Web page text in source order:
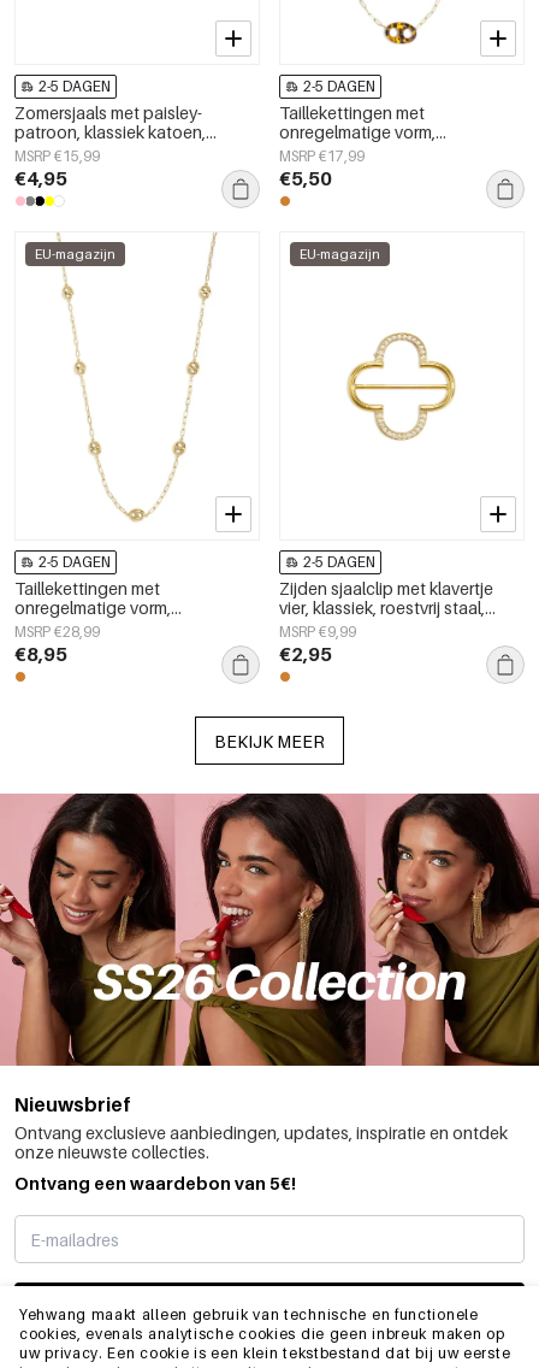
Yehwang maakt alleen gebruik van technische en functionele
cookies, evenals analytische cookies die geen inbreuk maken op
uw privacy. Een cookie is een klein tekstbestand dat bij uw eerste
2-5 DAGEN
Zomersjaals met paisley-
patroon, klassiek katoen,
dagelijkse accessoires
MSRP €15,99
€4,95
2-5 DAGEN
Taillekettingen met
onregelmatige vorm,
eenvoudige roestvrijstalen
accessoires voor dagelijks
gebruik.
MSRP €17,99
€5,50
EU-magazijn
2-5 DAGEN
Taillekettingen met
onregelmatige vorm,
eenvoudige roestvrijstalen
accessoires voor dagelijks
gebruik.
MSRP €28,99
€8,95
EU-magazijn
2-5 DAGEN
Zijden sjaalclip met klavertje
vier, klassiek, roestvrij staal,
dagelijkse accessoires
MSRP €9,99
€2,95
BEKIJK MEER
Nieuwsbrief
Ontvang exclusieve aanbiedingen, updates, inspiratie en ontdek
onze nieuwste collecties.
Ontvang een waardebon van 5€!
SCHRIJF ME IN